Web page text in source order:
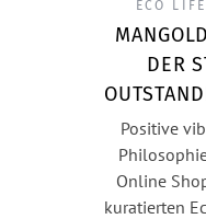
ECO
DER
Positive
Online
kuratierten